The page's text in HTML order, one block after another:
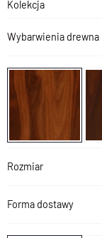
Kolekcja
Wybarwienia drewna
Rozmiar
Forma dostawy